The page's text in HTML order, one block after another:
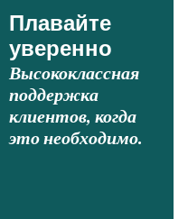
Плавайте
уверенно
Высококлассная
поддержка
клиентов, когда
это необходимо.